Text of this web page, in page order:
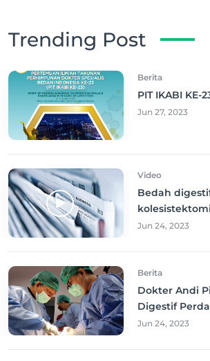
Trending Post
Berita
PIT IKABI KE-
Jun 27, 2023
Video
Bedah
soekarjo
Jun 24, 2023
Berita
Dokter Andi
Digestif
Manado
Jun 24, 2023